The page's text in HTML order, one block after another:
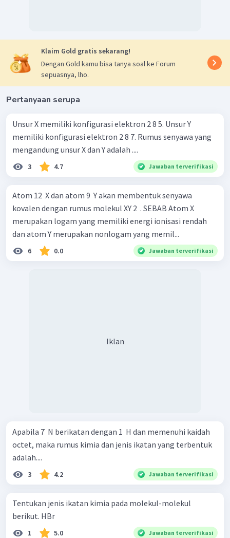
Klaim Gold gratis sekarang!
Dengan Gold kamu bisa tanya soal ke Forum
sepuasnya, lho.
Pertanyaan serupa
Unsur X memiliki konfigurasi elektron 2 8 5. Unsur Y
memiliki konfigurasi elektron 2 8 7. Rumus senyawa yang
mengandung unsur X dan Y adalah ....
3 4.7 Jawaban terverifikasi
Atom 12 ​ X dan atom 9 ​ Y akan membentuk senyawa
kovalen dengan rumus molekul XY 2 ​ . SEBAB Atom X
merupakan logam yang memiliki energi ionisasi rendah
dan atom Y merupakan nonlogam yang memil...
6 0.0 Jawaban terverifikasi
Iklan
Apabila 7 ​ N berikatan dengan 1 ​ H dan memenuhi kaidah
octet, maka rumus kimia dan jenis ikatan yang terbentuk
adalah....
3 4.2 Jawaban terverifikasi
Tentukan jenis ikatan kimia pada molekul-molekul
berikut. HBr
1 5.0 Jawaban terverifikasi